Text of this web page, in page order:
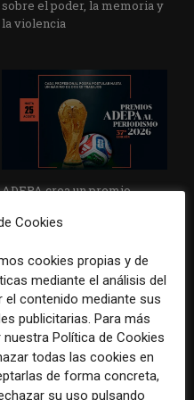
sobre el poder, la memoria y
la violencia
ADEPA crea un premio
cobertura periodística del
Cookies
cookies propias y de
mediante el análisis del
el contenido mediante sus
publicitarias. Para más
Política de Cookies
todas las cookies en
de forma concreta,
su uso pulsando